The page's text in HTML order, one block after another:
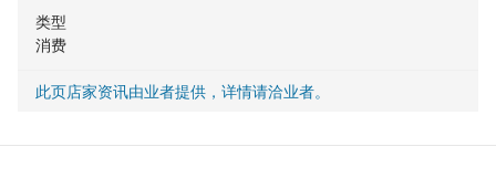
类型
消费
此页店家资讯由业者提供，详情请洽业者。